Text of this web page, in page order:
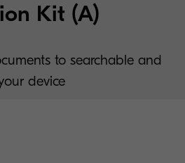
Kit (A)
to searchable and
device